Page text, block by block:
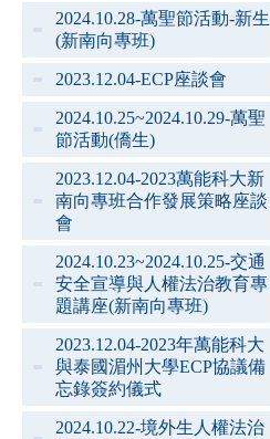
2024.10.28-萬聖節活動-新生
(新南向專班)
2023.12.04-ECP座談會
2024.10.25~2024.10.29-萬聖
節活動(僑生)
2023.12.04-2023萬能科大新
南向專班合作發展策略座談
會
2024.10.23~2024.10.25-交通
安全宣導與人權法治教育專
題講座(新南向專班)
2023.12.04-2023年萬能科大
與泰國湄州大學ECP協議備
忘錄簽約儀式
2024.10.22-境外生人權法治